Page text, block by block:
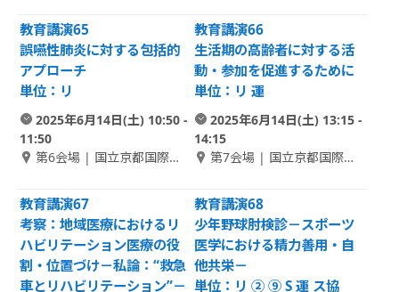
教育講演65
誤嚥性肺炎に対する包括的
アプローチ
単位：リ
2025年6月14日(土) 10:50 -
11:50
第6会場 | 国立京都国際会
教育講演66
生活期の高齢者に対する活
動・参加を促進するために
単位：リ 運
2025年6月14日(土) 13:15 -
14:15
第7会場 | 国立京都国際会
教育講演67
考察：地域医療におけるリ
ハビリテーション医療の役
割・位置づけ－私論：“救急
車とリハビリテーション”－
教育講演68
少年野球肘検診－スポーツ
医学における精力善用・自
他共栄－
単位：リ ② ⑨ S 運 ス協